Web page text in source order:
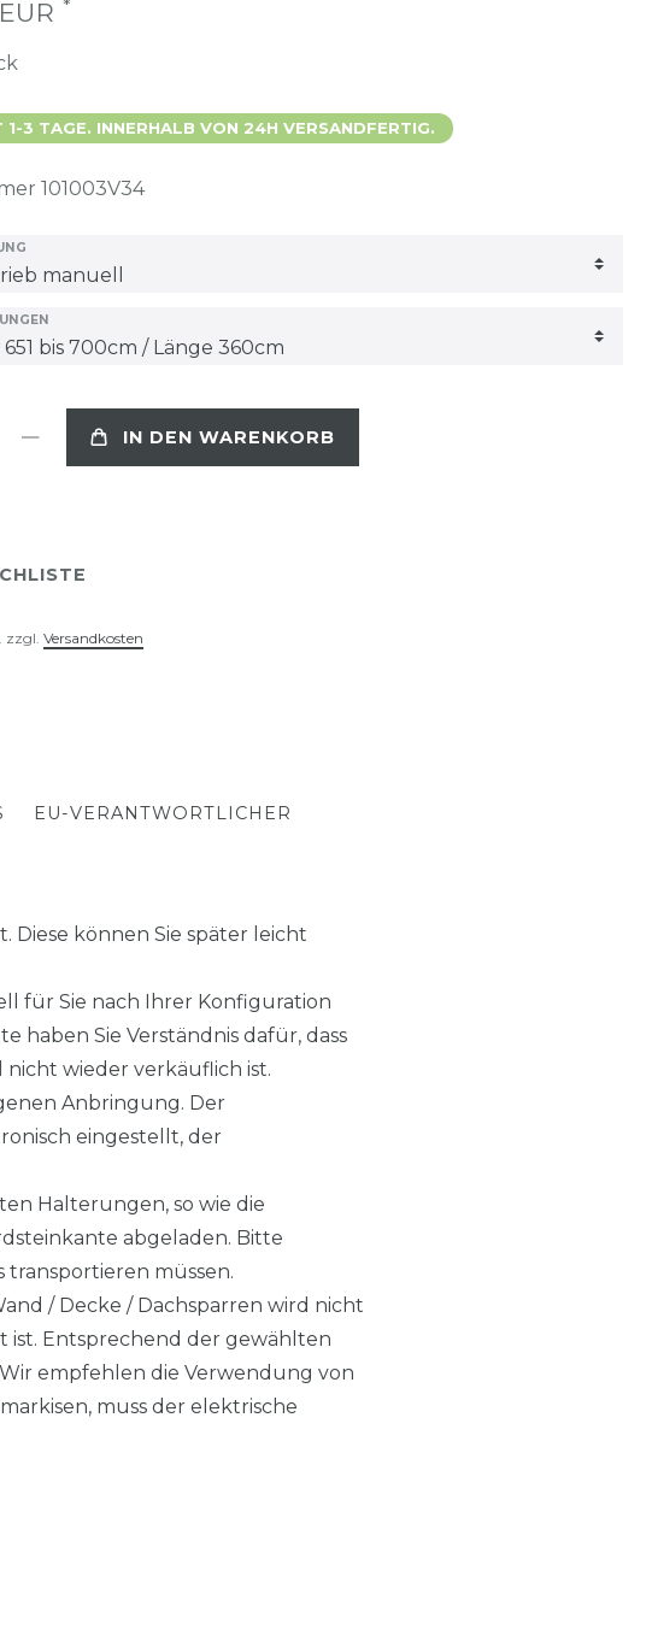
*
1-3 TAGE. INNERHALB VON 24H VERSANDFERTIG.
101003V34
IN DEN WARENKORB
zzgl. Versandkosten
EU-VERANTWORTLICHER
Diese können Sie später leicht
für Sie nach Ihrer Konfiguration
haben Sie Verständnis dafür, dass
wieder verkäuflich ist.
Anbringung. Der
eingestellt, der
Halterungen, so wie die
abgeladen. Bitte
transportieren müssen.
/ Decke / Dachsparren wird nicht
ist. Entsprechend der gewählten
empfehlen die Verwendung von
muss der elektrische